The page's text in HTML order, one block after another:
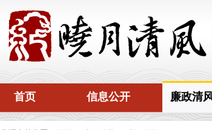
首页 信息公开 廉政清